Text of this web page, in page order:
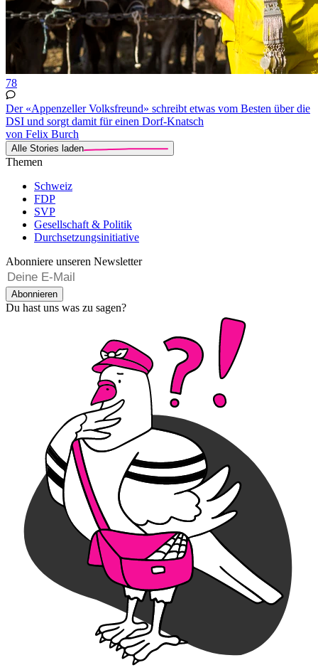
78
Der «Appenzeller Volksfreund» schreibt etwas vom Besten über die
DSI und sorgt damit für einen Dorf-Knatsch
von Felix Burch
Alle Stories laden
Themen
Schweiz
FDP
SVP
Gesellschaft & Politik
Durchsetzungsinitiative
Abonniere unseren Newsletter
Abonnieren
Du hast uns was zu sagen?